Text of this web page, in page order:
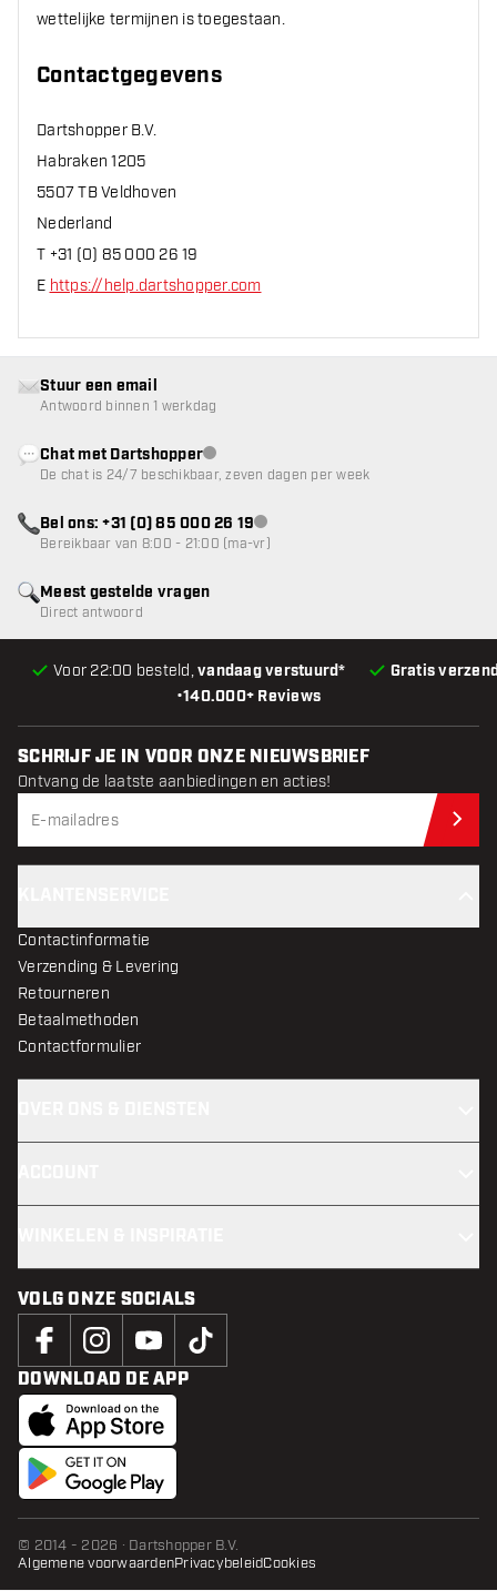
wettelijke termijnen is toegestaan.
Contactgegevens
Dartshopper B.V.
Habraken 1205
5507 TB Veldhoven
Nederland
T +31 (0) 85 000 26 19
E https://help.dartshopper.com
•140.000+ Reviews
Voor 22:00 besteld,vandaag verstuurd* Gratis
Meest gestelde vragen
Direct antwoord
Stuur een email
Antwoord binnen 1 werkdag
Chat met Dartshopperklantenservice niet beschikbaar
De chat is 24/7 beschikbaar, zeven dagen per week
Bel ons: +31 (0) 85 000 26 19klantenservice niet beschikbaar
Bereikbaar van 8:00 - 21:00 (ma-vr)
SCHRIJF JE IN VOOR ONZE NIEUWSBRIEF
Ontvang de laatste aanbiedingen en acties!
Contactinformatie
Verzending & Levering
Retourneren
Betaalmethoden
Contactformulier
VOLG ONZE SOCIALS
DOWNLOAD DE APP
© 2014 - 2026 · Dartshopper B.V.
Algemene voorwaardenPrivacybeleidCookies